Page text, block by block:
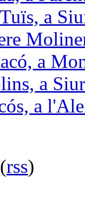
a
a
a
a
rss)